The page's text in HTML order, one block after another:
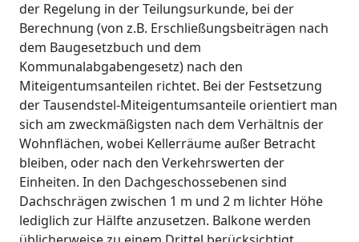
der Regelung in der Teilungsurkunde, bei der
Berechnung (von z.B. Erschließungsbeiträgen nach
dem Baugesetzbuch und dem
Kommunalabgabengesetz) nach den
Miteigentumsanteilen richtet. Bei der Festsetzung
der Tausendstel-Miteigentumsanteile orientiert man
sich am zweckmäßigsten nach dem Verhältnis der
Wohnflächen, wobei Kellerräume außer Betracht
bleiben, oder nach den Verkehrswerten der
Einheiten. In den Dachgeschossebenen sind
Dachschrägen zwischen 1 m und 2 m lichter Höhe
lediglich zur Hälfte anzusetzen. Balkone werden